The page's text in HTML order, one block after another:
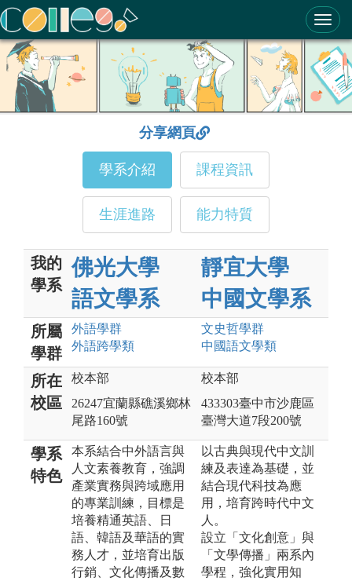
ColleGo! 大學選才與高中育才輔助系統
分享網頁
學系介紹 課程資訊
生涯進路 能力特質
我的
學系
佛光大學
語文學系
靜宜大學
中國文學系
所屬
學群
外語學群
外語跨學類
文史哲學群
中國語文學類
所在
校區
校本部
26247宜蘭縣礁溪鄉林
尾路160號
校本部
433303臺中市沙鹿區
臺灣大道7段200號
學系
特色
本系結合中外語言與
人文素養教育，強調
產業實務與跨域應用
的專業訓練，目標是
培養精通英語、日
語、韓語及華語的實
務人才，並培育出版
行銷、文化傳播及數
以古典與現代中文訓
練及表達為基礎，並
結合現代科技為應
用，培育跨時代中文
人。
設立「文化創意」與
「文學傳播」兩系內
學程，強化實用知